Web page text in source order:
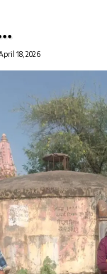
18, 2026